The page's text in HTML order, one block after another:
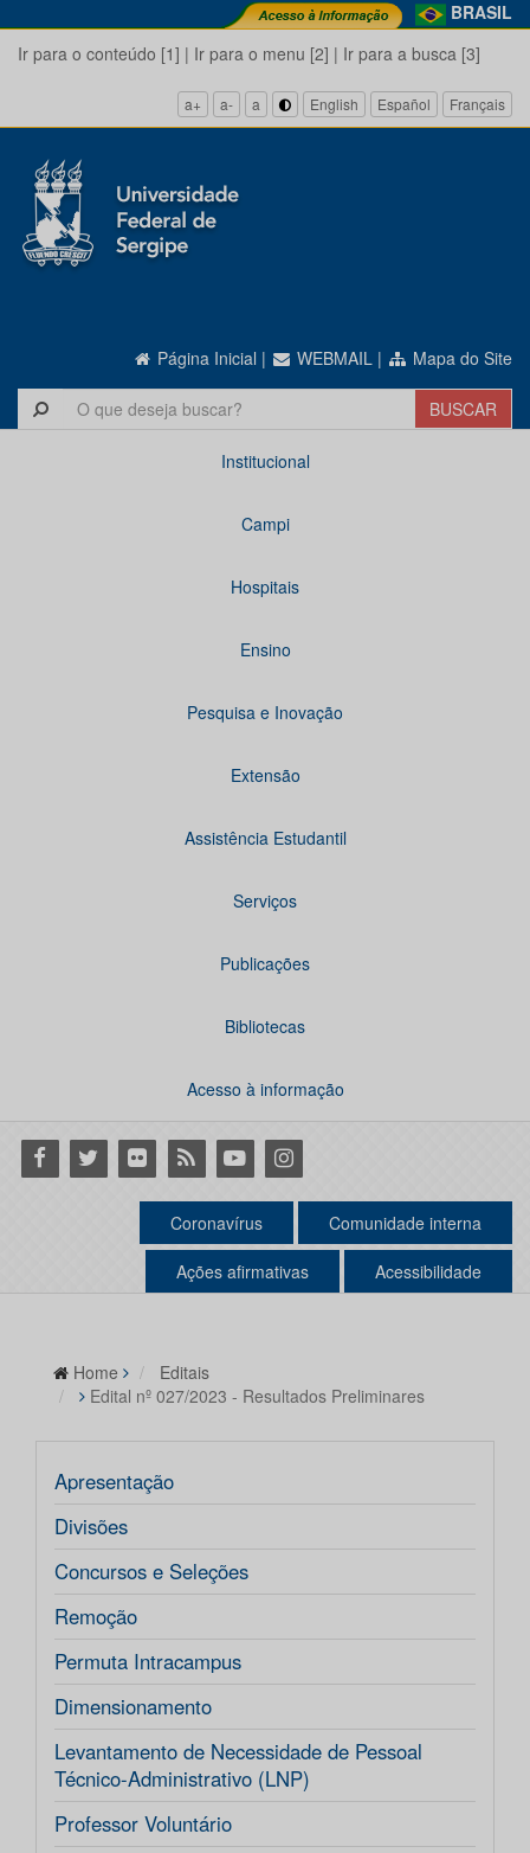
BRASIL
Ir para o conteúdo [1] | Ir para o menu [2] | Ir para a busca [3]
a+ a- a English Español Français
Página Inicial | WEBMAIL | Mapa do Site
Institucional
Campi
Hospitais
Ensino
Pesquisa e Inovação
Extensão
Assistência Estudantil
Serviços
Publicações
Bibliotecas
Acesso à informação
Facebook
Twitter Flickr RSS YoutubeInstagram
Coronavírus Comunidade interna
Ações afirmativas Acessibilidade
Home
Editais
Edital nº 027/2023 - Resultados Preliminares
Apresentação
Divisões
Concursos e Seleções
Remoção
Permuta Intracampus
Dimensionamento
Levantamento de Necessidade de Pessoal
Técnico-Administrativo (LNP)
Professor Voluntário